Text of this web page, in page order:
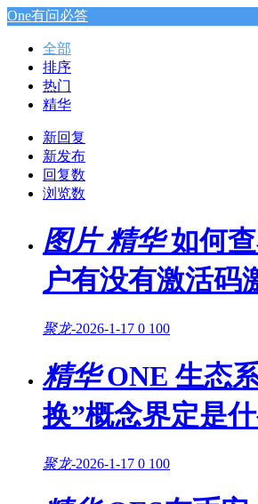
One有问必答
全部
排序
热门
精华
新回复
新发布
回复数
浏览数
图片 精华如何
户有没有激活码
聚龙-2026-1-17 0 100
精华ONE 生态
换”概念界定是
聚龙-2026-1-17 0 100